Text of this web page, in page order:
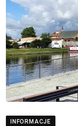
INFORMACJE